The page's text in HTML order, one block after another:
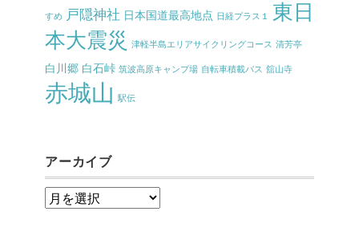
すめ 戸隠神社 日本国道最高地点 日経プラス１
東日
本大震災
津軽半島エリアサイクリングコース 清芳亭
白川郷 白石峠 筑波高原キャンプ場 自転車積載バス 舘山寺
赤城山 駅伝
アーカイブ
ア